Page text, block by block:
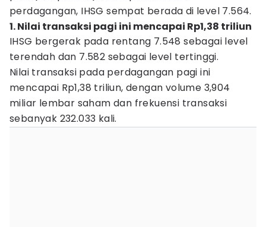
perdagangan, IHSG sempat berada di level 7.564.
1. Nilai transaksi pagi ini mencapai Rp1,38 triliun
IHSG bergerak pada rentang 7.548 sebagai level
terendah dan 7.582 sebagai level tertinggi.
Nilai transaksi pada perdagangan pagi ini
mencapai Rp1,38 triliun, dengan volume 3,904
miliar lembar saham dan frekuensi transaksi
sebanyak 232.033 kali.